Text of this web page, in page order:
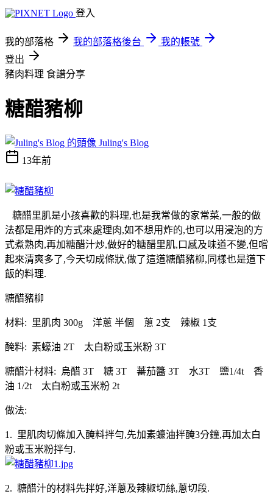
登入
我的部落格 我的部落格後台
我的帳號
登出
豬肉料理 食譜分享
糖醋豬柳
Juling's Blog
13年前
糖醋里肌是小孩喜歡的料理,也是我常做的家常菜,一般的做
法都是用炸的方式來處理肉,如不想用炸的,也可以用浸泡的方
式煮熟肉,再加糖醋汁炒,做好的糖醋里肌,口感及味道不變,但嚐
起來清爽多了,今天切成條狀,做了這道糖醋豬柳,同樣也是道下
飯的料理.
糖醋豬柳
材料: 里肌肉 300g 洋蔥 半個 蔥 2支 辣椒 1支
醃料: 素蠔油 2T 太白粉或玉米粉 3T
糖醋汁材料: 烏醋 3T 糖 3T 蕃茄醬 3T 水3T 鹽1/4t 香
油 1/2t 太白粉或玉米粉 2t
做法:
1. 里肌肉切條加入醃料拌勻,先加素蠔油拌醃3分鐘,再加太白
粉或玉米粉拌勻.
2. 糖醋汁的材料先拌好,洋蔥及辣椒切絲,蔥切段.